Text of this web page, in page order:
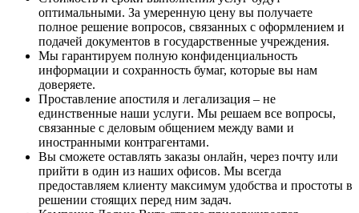
оптимальными. За умеренную цену вы получаете
полное решение вопросов, связанных с оформлением и
подачей документов в государственные учреждения.
Мы гарантируем полную конфиденциальность
информации и сохранность бумаг, которые вы нам
доверяете.
Проставление апостиля и легализация – не
единственные наши услуги. Мы решаем все вопросы,
связанные с деловым общением между вами и
иностранными контрагентами.
Вы сможете оставлять заказы онлайн, через почту или
прийти в один из наших офисов. Мы всегда
предоставляем клиенту максимум удобства и простоты в
решении стоящих перед ним задач.